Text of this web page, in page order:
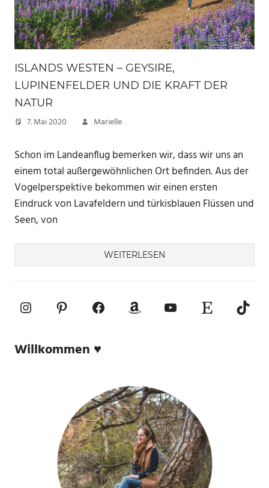
ISLANDS WESTEN – GEYSIRE,
LUPINENFELDER UND DIE KRAFT DER
NATUR
7. Mai 2020 Marielle
Schon im Landeanflug bemerken wir, dass wir uns an
einem total außergewöhnlichen Ort befinden. Aus der
Vogelperspektive bekommen wir einen ersten
Eindruck von Lavafeldern und türkisblauen Flüssen und
Seen, von
WEITERLESEN
InstagramPinterestFacebookAmazonYouTube
Etsy-Shop
Willkommen ♥